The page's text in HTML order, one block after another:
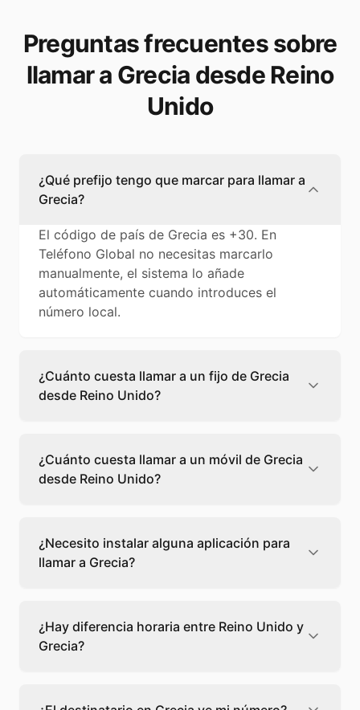
Preguntas frecuentes sobre
llamar a Grecia desde Reino
Unido
¿Qué prefijo tengo que marcar para llamar a
Grecia?
El código de país de Grecia es +30. En
Teléfono Global no necesitas marcarlo
manualmente, el sistema lo añade
automáticamente cuando introduces el
número local.
¿Cuánto cuesta llamar a un fijo de Grecia
desde Reino Unido?
cuesta 0,32 €/min con Teléfono Global. Verás
el precio exacto antes de marcar para que
sepas qué vas a gastar.
¿Cuánto cuesta llamar a un móvil de Grecia
desde Reino Unido?
Unido cuesta 1,00 €/min con Teléfono Global.
Pagas solo los minutos que hablas, sin cuotas
ni permanencia.
¿Necesito instalar alguna aplicación para
llamar a Grecia?
desde tu navegador web. Solo necesitas una
conexión a internet y podrás llamar
directamente a Grecia.
¿Hay diferencia horaria entre Reino Unido y
Grecia?
escoge el mejor momento